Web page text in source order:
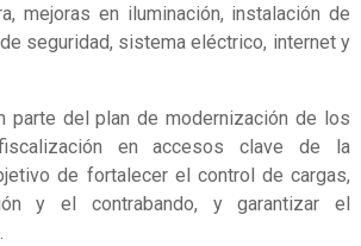
mejoras en iluminación, instalación de
seguridad, sistema eléctrico, internet y
parte del plan de modernización de los
en accesos clave de la
de fortalecer el control de cargas,
y el contrabando, y garantizar el